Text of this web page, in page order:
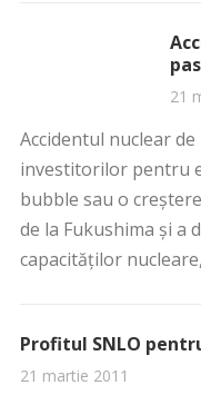
21
Accidentul nuclear
investitorilor pentru
bubble sau o
de la Fukushima şi a
capacităților
Profitul SNLO
21 martie 2011